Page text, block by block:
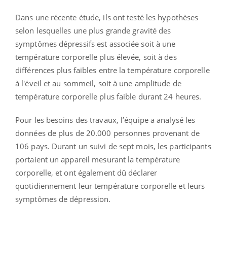
Dans une récente étude, ils ont testé les hypothèses
selon lesquelles une plus grande gravité des
symptômes dépressifs est associée soit à une
température corporelle plus élevée, soit à des
différences plus faibles entre la température corporelle
à l'éveil et au sommeil, soit à une amplitude de
température corporelle plus faible durant 24 heures.
Pour les besoins des travaux, l’équipe a analysé les
données de plus de 20.000 personnes provenant de
106 pays. Durant un suivi de sept mois, les participants
portaient un appareil mesurant la température
corporelle, et ont également dû déclarer
quotidiennement leur température corporelle et leurs
symptômes de dépression.